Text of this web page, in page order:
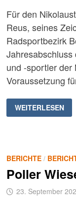
Für den
Reus, seines
Radsportbezirk
und -sportler
Voraussetzung
DES
RADSPORTBEZIRK
WEITERLESEN
BERICHTE/
Poller
23. September